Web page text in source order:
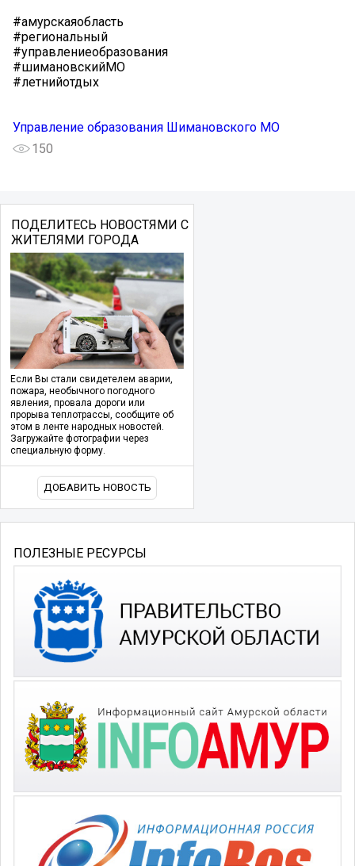
#амурскаяобласть
#региональный
#управлениеобразования
#шимановскийМО
#летнийотдых
Управление образования Шимановского МО
150
ПОДЕЛИТЕСЬ НОВОСТЯМИ С
ЖИТЕЛЯМИ ГОРОДА
Если Вы стали свидетелем аварии,
пожара, необычного погодного
явления, провала дороги или
прорыва теплотрассы, сообщите об
этом в ленте народных новостей.
Загружайте фотографии через
специальную форму.
ДОБАВИТЬ НОВОСТЬ
ПОЛЕЗНЫЕ РЕСУРСЫ